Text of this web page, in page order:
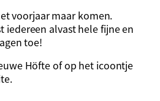
voorjaar maar komen.
iedereen alvast hele fijne en
toe!
Höfte of op het icoontje